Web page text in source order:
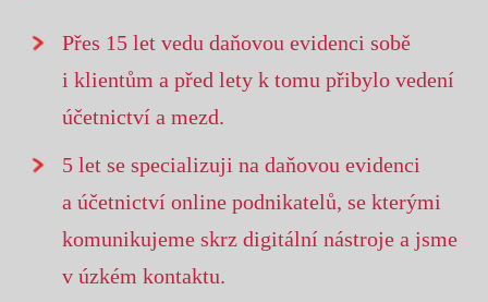
Přes 15 let vedu daňovou evidenci sobě
i klientům a před lety k tomu přibylo vedení
účetnictví a mezd.
5 let se specializuji na daňovou evidenci
a účetnictví online podnikatelů, se kterými
komunikujeme skrz digitální nástroje a jsme
v úzkém kontaktu.